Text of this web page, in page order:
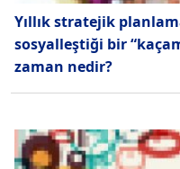
Yıllık stratejik
sosyalleştiği bir
zaman nedir?